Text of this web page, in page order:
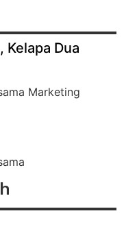
Kelapa Dua
Marketing